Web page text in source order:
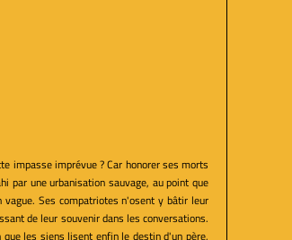
impasse imprévue ? Car honorer ses morts
par une urbanisation sauvage, au point que
Ses compatriotes n'osent y bâtir leur
de leur souvenir dans les conversations.
les siens lisent enfin le destin d'un père,